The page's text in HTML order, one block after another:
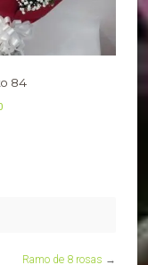
84
Ramo de 8 rosas →